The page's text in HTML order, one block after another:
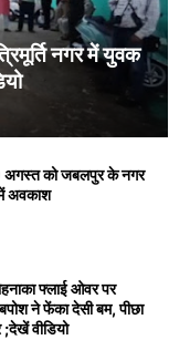
नगर में युवक
को जबलपुर के नगर
अवकाश
फ्लाई ओवर पर
ने फेंका देसी बम, पीछा
वीडियो